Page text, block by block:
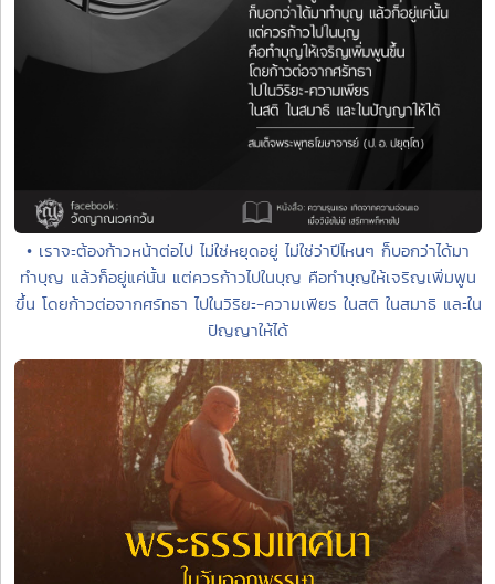
• เราจะต้องก้าวหน้าต่อไป ไม่ใช่หยุดอยู่ ไม่ใช่ว่าปีไหนๆ ก็บอกว่าได้มา
ทำบุญ แล้วก็อยู่แค่นั้น แต่ควรก้าวไปในบุญ คือทำบุญให้เจริญเพิ่มพูน
ขึ้น โดยก้าวต่อจากศรัทธา ไปในวิริยะ-ความเพียร ในสติ ในสมาธิ และใน
ปัญญาให้ได้